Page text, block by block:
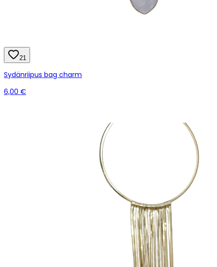
21
Sydänriipus bag charm
6,00 €